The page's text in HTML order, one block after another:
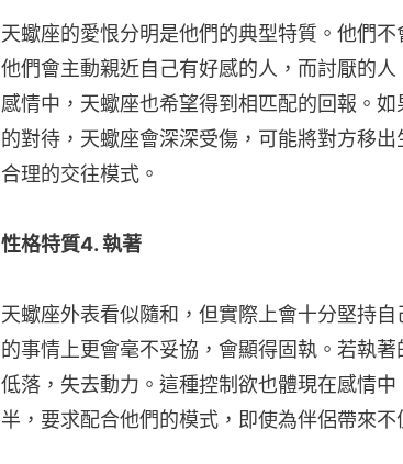
天蠍座的愛恨分明是他們的典型特質。他們不
他們會主動親近自己有好感的人，而討厭的
感情中，天蠍座也希望得到相匹配的回報。
的對待，天蠍座會深深受傷，可能將對方移
合理的交往模式。
性格特質4. 執著
天蠍座外表看似隨和，但實際上會十分堅持
的事情上更會毫不妥協，會顯得固執。若執
低落，失去動力。這種控制欲也體現在感情
半，要求配合他們的模式，即使為伴侶帶來不